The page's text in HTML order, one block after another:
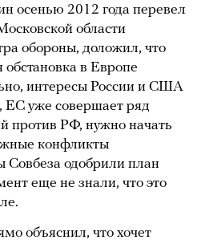
осенью 2012 года перевел
области
обороны, доложил, что
обстановка в Европе
интересы России и США
ЕС уже совершает ряд
против РФ, нужно начать
конфликты
Совбеза одобрили план
еще не знали, что это
объяснил, что хочет